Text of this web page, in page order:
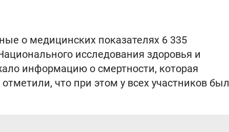
о медицинских показателях 6 335
исследования здоровья и
информацию о смертности, которая
что при этом у всех участников был